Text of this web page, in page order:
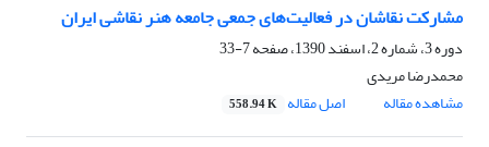
مشارکت نقاشان در فعالیت‌های جمعی جامعه هنر نقاشی ایران
دوره 3، شماره 2، اسفند 1390، صفحه
7-33
محمدرضا مریدی
مشاهده مقاله
اصل مقاله 558.94 K